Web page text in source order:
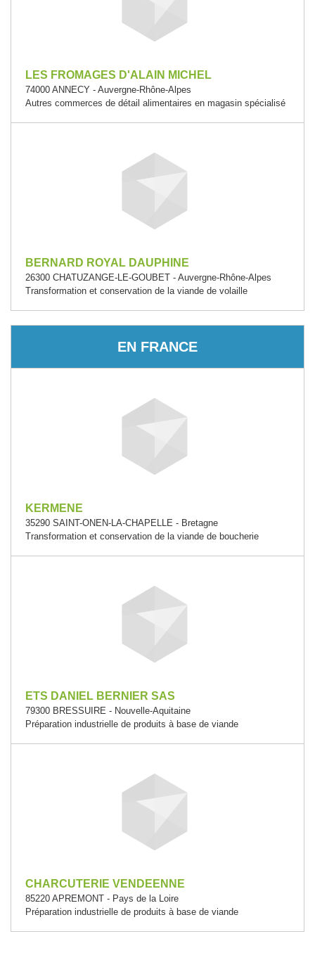
LES FROMAGES D'ALAIN MICHEL
74000 ANNECY - Auvergne-Rhône-Alpes
Autres commerces de détail alimentaires en magasin spécialisé
BERNARD ROYAL DAUPHINE
26300 CHATUZANGE-LE-GOUBET - Auvergne-Rhône-Alpes
Transformation et conservation de la viande de volaille
EN FRANCE
KERMENE
35290 SAINT-ONEN-LA-CHAPELLE - Bretagne
Transformation et conservation de la viande de boucherie
ETS DANIEL BERNIER SAS
79300 BRESSUIRE - Nouvelle-Aquitaine
Préparation industrielle de produits à base de viande
CHARCUTERIE VENDEENNE
85220 APREMONT - Pays de la Loire
Préparation industrielle de produits à base de viande